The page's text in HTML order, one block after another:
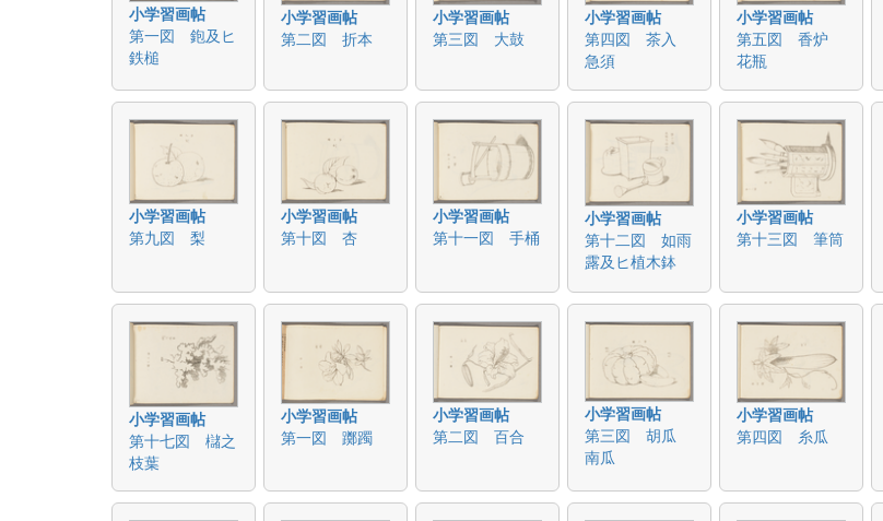
小学習画帖
第一図 鉋及ヒ
鉄槌
小学習画帖
第二図 折本
小学習画帖
第三図 大鼓
小学習画帖
第四図 茶入
急須
小学習画帖
第五図 香炉
花瓶
小学習画帖
第九図 梨
小学習画帖
第十図 杏
小学習画帖
第十一図 手桶
小学習画帖
第十二図 如雨
露及ヒ植木鉢
小学習画帖
第十三図 筆筒
小学習画帖
第十七図 櫧之
枝葉
小学習画帖
第一図 躑躅
小学習画帖
第二図 百合
小学習画帖
第三図 胡瓜
南瓜
小学習画帖
第四図 糸瓜